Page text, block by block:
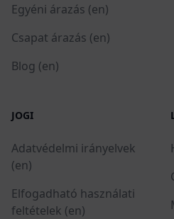
Egyéni árazás (en)
Csapat árazás (en)
Blog (en)
JOGI
Adatvédelmi irányelvek
(en)
Elfogadható használati
feltételek (en)